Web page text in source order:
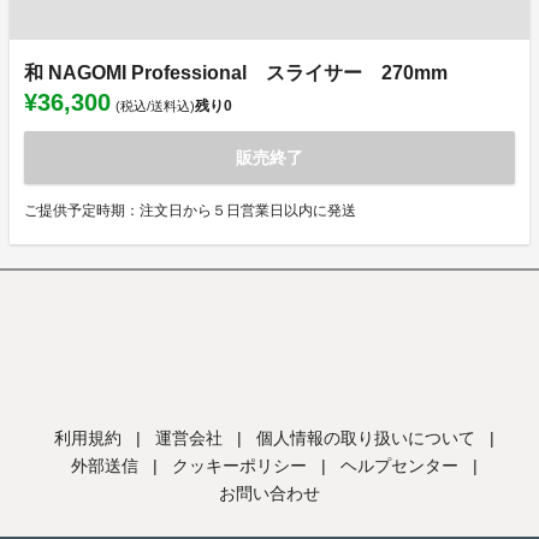
和 NAGOMI Professional スライサー 270mm
¥36,300 (税込/送料込)残り0
販売終了
ご提供予定時期：注文日から５日営業日以内に発送
利用規約 | 運営会社 | 個人情報の取り扱いについて
|
外部送信
| クッキーポリシー | ヘルプセンター
|
お問い合わせ